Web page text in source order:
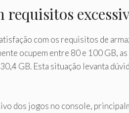
com os requisitos de
ocupem entre 80 e 100 GB,
GB. Esta situação levanta
dos jogos no console,